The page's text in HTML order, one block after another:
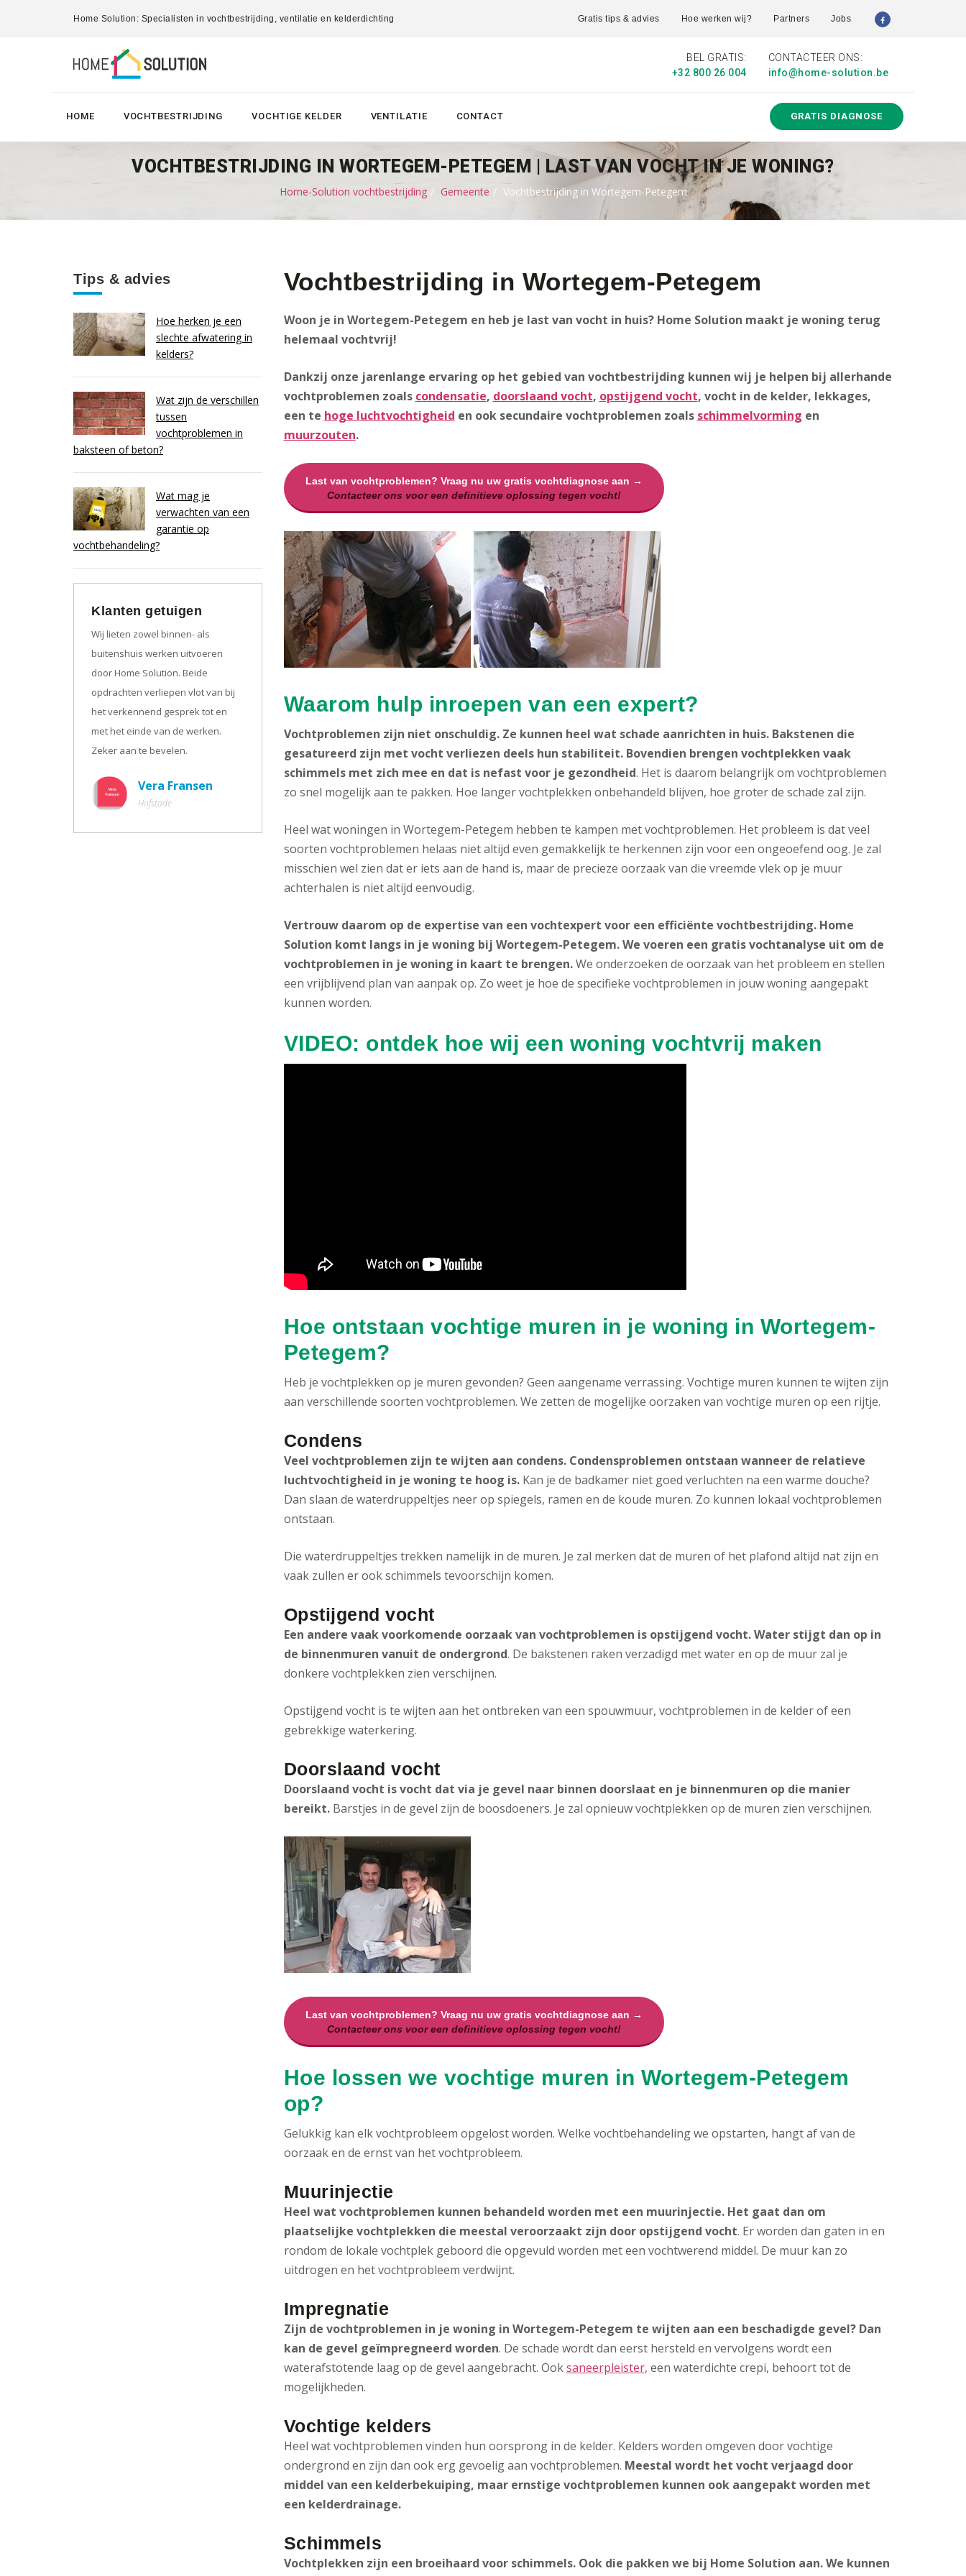
Home Solution: Specialisten in vochtbestrijding, ventilatie en kelderdichting Gratis tips & advies Hoe werken wij? Partners Jobs
BEL GRATIS:
+32 800 26 004
CONTACTEER ONS:
info@home-solution.be
HOME VOCHTBESTRIJDING VOCHTIGE KELDER VENTILATIE CONTACT GRATIS DIAGNOSE
VOCHTBESTRIJDING IN WORTEGEM-PETEGEM | LAST VAN VOCHT IN JE WONING?
Home-Solution vochtbestrijding Gemeente Vochtbestrijding in Wortegem-Petegem
Tips & advies
Hoe herken je een
slechte afwatering in
kelders?
Wat zijn de verschillen
tussen
vochtproblemen in
baksteen of beton?
Wat mag je
verwachten van een
garantie op
vochtbehandeling?
Klanten getuigen
Wij lieten zowel binnen- als
buitenshuis werken uitvoeren
door Home Solution. Beide
opdrachten verliepen vlot van bij
het verkennend gesprek tot en
met het einde van de werken.
Zeker aan te bevelen.
Vera Fransen
Hofstade
Vochtbestrijding in Wortegem-Petegem
Woon je in Wortegem-Petegem en heb je last van vocht in huis? Home Solution maakt je woning terug
helemaal vochtvrij!
Dankzij onze jarenlange ervaring op het gebied van vochtbestrijding kunnen wij je helpen bij allerhande
vochtproblemen zoals condensatie, doorslaand vocht, opstijgend vocht, vocht in de kelder, lekkages,
een te hoge luchtvochtigheid en ook secundaire vochtproblemen zoals schimmelvorming en
muurzouten.
Last van vochtproblemen? Vraag nu uw gratis vochtdiagnose aan →
Contacteer ons voor een definitieve oplossing tegen vocht!
Waarom hulp inroepen van een expert?
Vochtproblemen zijn niet onschuldig. Ze kunnen heel wat schade aanrichten in huis. Bakstenen die
gesatureerd zijn met vocht verliezen deels hun stabiliteit. Bovendien brengen vochtplekken vaak
schimmels met zich mee en dat is nefast voor je gezondheid. Het is daarom belangrijk om vochtproblemen
zo snel mogelijk aan te pakken. Hoe langer vochtplekken onbehandeld blijven, hoe groter de schade zal zijn.
Heel wat woningen in Wortegem-Petegem hebben te kampen met vochtproblemen. Het probleem is dat veel
soorten vochtproblemen helaas niet altijd even gemakkelijk te herkennen zijn voor een ongeoefend oog. Je zal
misschien wel zien dat er iets aan de hand is, maar de precieze oorzaak van die vreemde vlek op je muur
achterhalen is niet altijd eenvoudig.
Vertrouw daarom op de expertise van een vochtexpert voor een efficiënte vochtbestrijding. Home
Solution komt langs in je woning bij Wortegem-Petegem. We voeren een gratis vochtanalyse uit om de
vochtproblemen in je woning in kaart te brengen.We onderzoeken de oorzaak van het probleem en stellen
een vrijblijvend plan van aanpak op. Zo weet je hoe de specifieke vochtproblemen in jouw woning aangepakt
kunnen worden.
VIDEO: ontdek hoe wij een woning vochtvrij maken
Hoe ontstaan vochtige muren in je woning in Wortegem-
Petegem?
Heb je vochtplekken op je muren gevonden? Geen aangename verrassing. Vochtige muren kunnen te wijten zijn
aan verschillende soorten vochtproblemen. We zetten de mogelijke oorzaken van vochtige muren op een rijtje.
Condens
Veel vochtproblemen zijn te wijten aan condens. Condensproblemen ontstaan wanneer de relatieve
luchtvochtigheid in je woning te hoog is.Kan je de badkamer niet goed verluchten na een warme douche?
Dan slaan de waterdruppeltjes neer op spiegels, ramen en de koude muren. Zo kunnen lokaal vochtproblemen
ontstaan.
Die waterdruppeltjes trekken namelijk in de muren. Je zal merken dat de muren of het plafond altijd nat zijn en
vaak zullen er ook schimmels tevoorschijn komen.
Opstijgend vocht
Een andere vaak voorkomende oorzaak van vochtproblemen is opstijgend vocht. Water stijgt dan op in
de binnenmuren vanuit de ondergrond. De bakstenen raken verzadigd met water en op de muur zal je
donkere vochtplekken zien verschijnen.
Opstijgend vocht is te wijten aan het ontbreken van een spouwmuur, vochtproblemen in de kelder of een
gebrekkige waterkering.
Doorslaand vocht
Doorslaand vocht is vocht dat via je gevel naar binnen doorslaat en je binnenmuren op die manier
bereikt.Barstjes in de gevel zijn de boosdoeners. Je zal opnieuw vochtplekken op de muren zien verschijnen.
Last van vochtproblemen? Vraag nu uw gratis vochtdiagnose aan →
Contacteer ons voor een definitieve oplossing tegen vocht!
Hoe lossen we vochtige muren in Wortegem-Petegem
op?
Gelukkig kan elk vochtprobleem opgelost worden. Welke vochtbehandeling we opstarten, hangt af van de
oorzaak en de ernst van het vochtprobleem.
Muurinjectie
Heel wat vochtproblemen kunnen behandeld worden met een muurinjectie. Het gaat dan om
plaatselijke vochtplekken die meestal veroorzaakt zijn door opstijgend vocht. Er worden dan gaten in en
rondom de lokale vochtplek geboord die opgevuld worden met een vochtwerend middel. De muur kan zo
uitdrogen en het vochtprobleem verdwijnt.
Impregnatie
Zijn de vochtproblemen in je woning in Wortegem-Petegem te wijten aan een beschadigde gevel? Dan
kan de gevel geïmpregneerd worden. De schade wordt dan eerst hersteld en vervolgens wordt een
waterafstotende laag op de gevel aangebracht. Ooksaneerpleister, een waterdichte crepi, behoort tot de
mogelijkheden.
Vochtige kelders
Heel wat vochtproblemen vinden hun oorsprong in de kelder. Kelders worden omgeven door vochtige
ondergrond en zijn dan ook erg gevoelig aan vochtproblemen. Meestal wordt het vocht verjaagd door
middel van een kelderbekuiping, maar ernstige vochtproblemen kunnen ook aangepakt worden met
een kelderdrainage.
Schimmels
Vochtplekken zijn een broeihaard voor schimmels. Ook die pakken we bij Home Solution aan. We kunnen